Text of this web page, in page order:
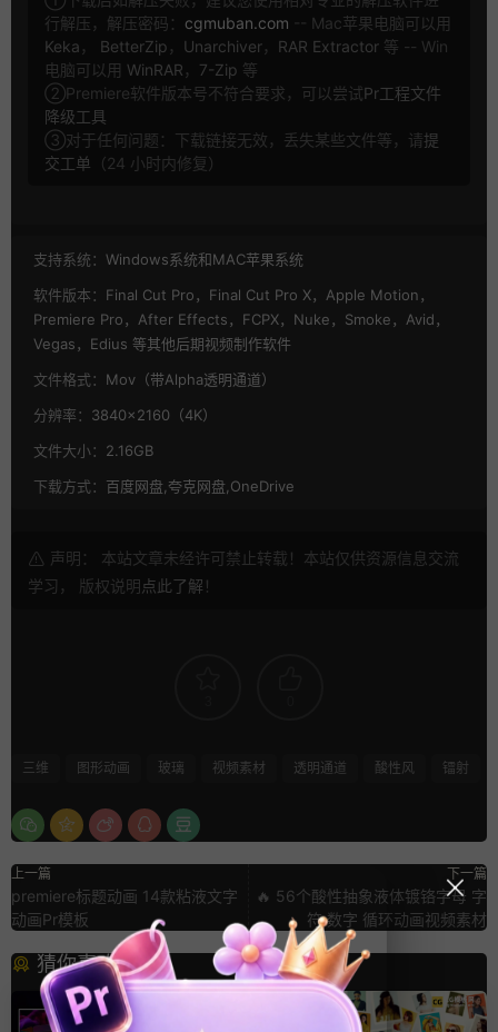
行解压，解压密码： cgmuban.com -- Mac苹果电脑可以用
Keka ， BetterZip ， Unarchiver， RAR Extractor 等 -- Win
电脑可以用 WinRAR ， 7-Zip 等
②Premiere软件版本号不符合要求，可以尝试Pr工程文件
降级工具
③对于任何问题：下载链接无效，丢失某些文件等，请提
交工单 （24 小时内修复）
支持系统： Windows系统和MAC苹果系统
软件版本： Final Cut Pro，Final Cut Pro X，Apple Motion，
Premiere Pro，After Effects，FCPX，Nuke，Smoke，Avid，
Vegas，Edius 等其他后期视频制作软件
文件格式： Mov（带Alpha透明通道）
分辨率： 3840×2160（4K）
文件大小： 2.16GB
下载方式： 百度网盘,夸克网盘,OneDrive
声明： 本站文章未经许可禁止转载！本站仅供资源信息交流
学习， 版权说明点此了解 ！
三维 图形动画 玻璃 视频素材 透明通道 酸性风 镭射
上一篇
premiere标题动画 14款粘液文字
动画Pr模板
下一篇
🔥 56个酸性抽象液体镀铬字母 字
符 数字 循环动画视频素材
猜你喜欢